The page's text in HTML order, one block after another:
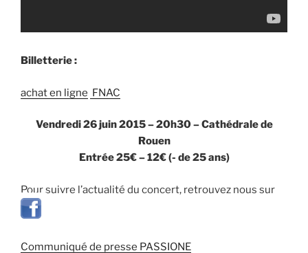
Billetterie :
achat en ligne FNAC
Vendredi 26 juin 2015 – 20h30 – Cathédrale de
Rouen
Entrée 25€ – 12€ (- de 25 ans)
Pour suivre l’actualité du concert, retrouvez nous sur
Communiqué de presse PASSIONE